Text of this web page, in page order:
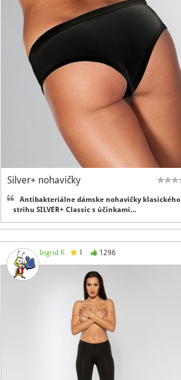
Silver+ nohavičky
Antibakteriálne dámske nohavičky klasického
strihu SILVER+ Classic s účinkami…
Ingrid K 1 1296